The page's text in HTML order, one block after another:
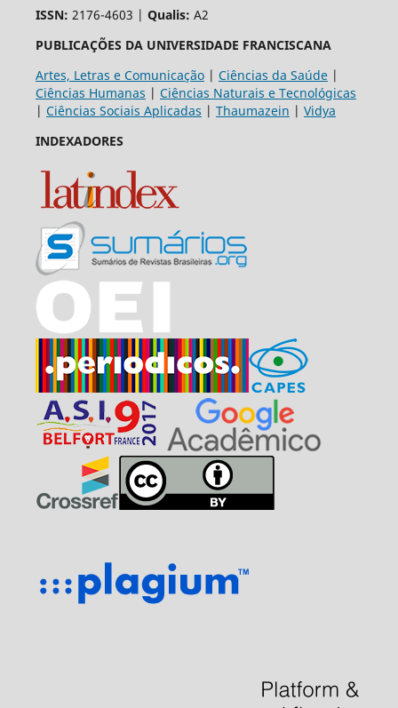
ISSN: 2176-4603 | Qualis: A2
PUBLICAÇÕES DA UNIVERSIDADE FRANCISCANA
Artes, Letras e Comunicação| Ciências da Saúde|
Ciências Humanas | Ciências Naturais e Tecnológicas
| Ciências Sociais Aplicadas | Thaumazein | Vidya
INDEXADORES